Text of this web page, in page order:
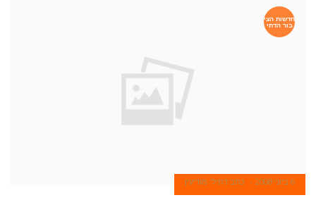
חדשות הצי
בור הדתי
6 ביוני 2008 כתב דתילי מודיעין